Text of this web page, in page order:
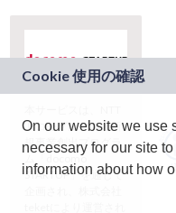
ドコモグループの新
規事業創出プログラ
ム「docomo
STARTUP」を通じて
On our website we use
necessary for our site
information about how